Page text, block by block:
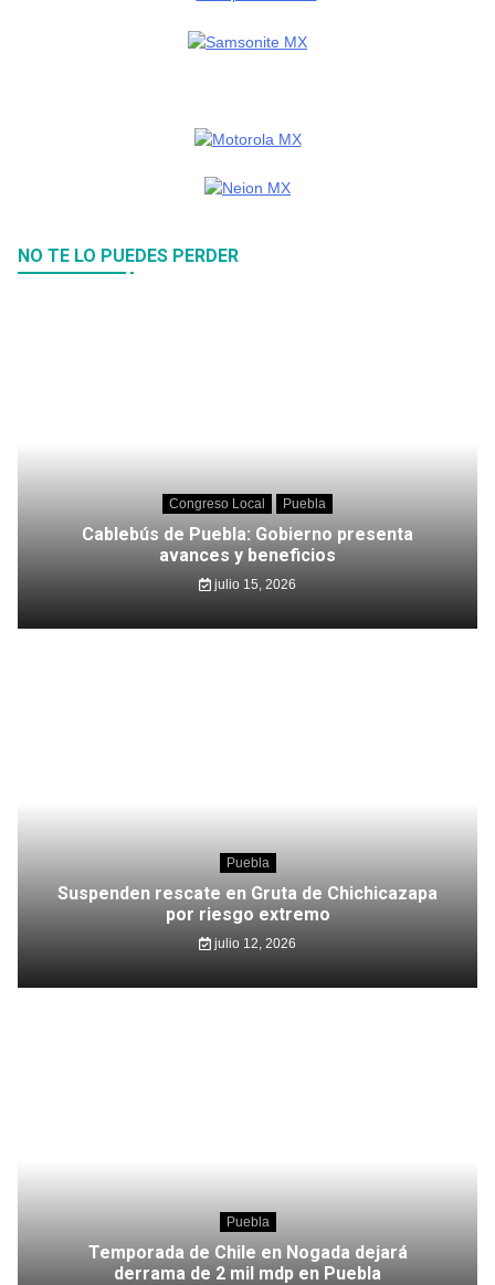
NO TE LO PUEDES PERDER
Congreso Local Puebla
Cablebús de Puebla: Gobierno presenta
avances y beneficios
julio 15, 2026
Puebla
Suspenden rescate en Gruta de Chichicazapa
por riesgo extremo
julio 12, 2026
Puebla
Temporada de Chile en Nogada dejará
derrama de 2 mil mdp en Puebla